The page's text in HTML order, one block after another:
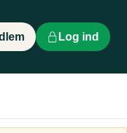
Log ind